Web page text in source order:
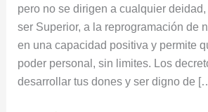
pero no se dirigen a cualquier
ser Superior, a la reprogramación de
en una capacidad positiva y permite
poder personal, sin limites. Los
desarrollar tus dones y ser digno de